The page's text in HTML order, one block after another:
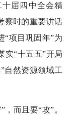
届四中全会精
察时的重要讲话
“项目巩固年”为
实“十五五”开局
自然资源领域工
而且要“攻”。